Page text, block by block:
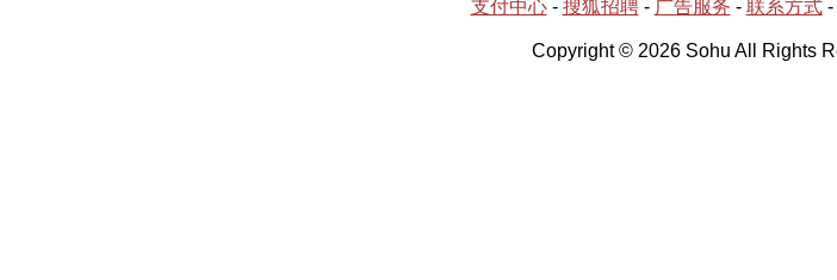
支付中心- 搜狐招聘- 广告服务 - 联系方式-
Copyright © 2026 Sohu All Rights